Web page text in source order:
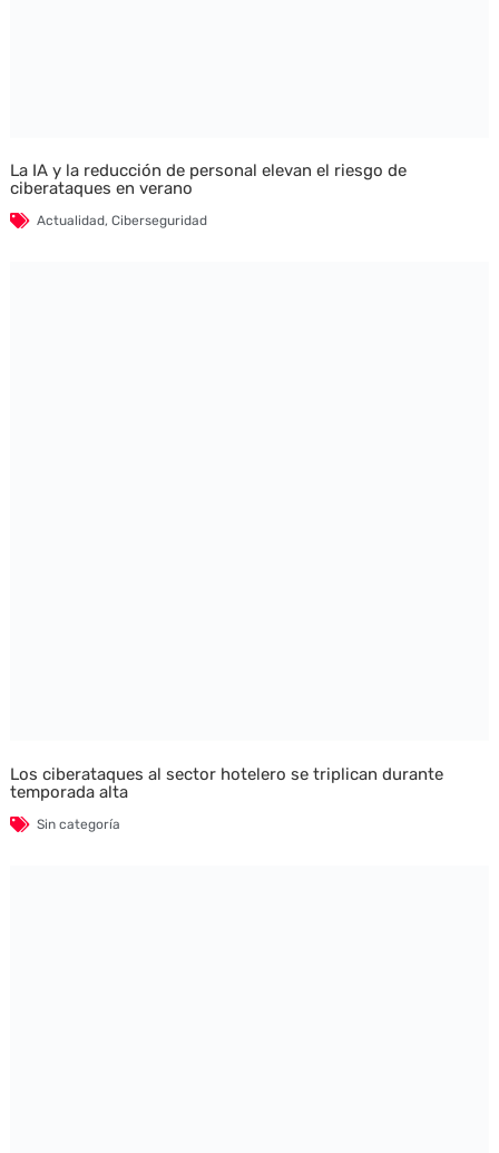
La IA y la reducción de personal elevan el riesgo de
ciberataques en verano
Actualidad, Ciberseguridad
Los ciberataques al sector hotelero se triplican durante
temporada alta
Sin categoría